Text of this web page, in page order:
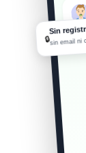
🔒
Sin
sin email ni